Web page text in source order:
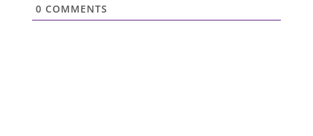
0 COMMENTS